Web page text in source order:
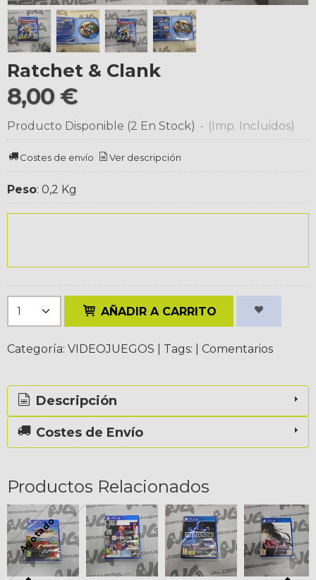
Ratchet & Clank
8,00 €
Producto Disponible (2 En Stock) - (Imp. Incluidos)
Costes de envío Ver descripción
Peso: 0,2 Kg
AÑADIR A CARRITO
Categoría: VIDEOJUEGOS Tags: Comentarios
Descripción
Costes de Envío
Productos Relacionados
Agotado